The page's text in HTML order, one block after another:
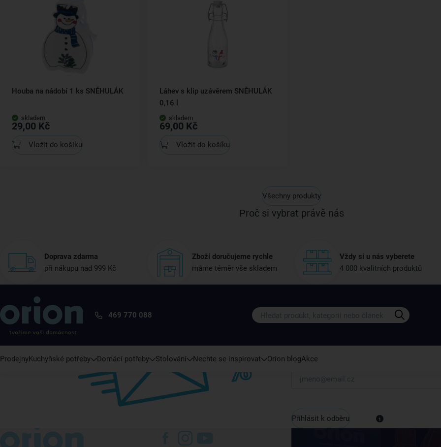
Houba na nádobí 1 ks SNĚHULÁK
skladem
29,00 Kč
Vložit do košíku
Láhev s klip uzávěrem SNĚHULÁK
0,16 l
skladem
69,00 Kč
Vložit do košíku
Všechny produkty
Proč si vybrat právě nás
Doprava zdarma
při nákupu nad 999 Kč
Zboží doručujeme rychle
máme téměr vše skladem
Vždy si u nás vyberete
4 000 kvalitních produktů
469 770 088
ProdejnyKuchyňské potřeby Domácí potřeby Stolování Nechte se inspirovat Orion blogAkce
Přihlaste se k odběru našeho newsletteru.
Váš e-mail
Přihlásit k odběru